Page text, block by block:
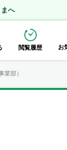
へ
閲覧履歴 お
業部）